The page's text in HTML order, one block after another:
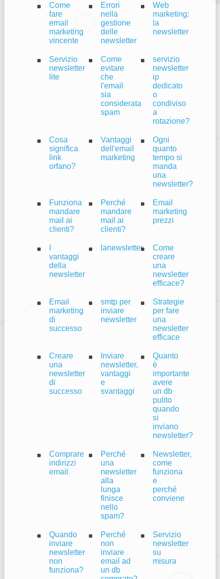
Come
fare
email
marketing
vincente
Errori
nella
gestione
delle
newsletter
Web
marketing:
la
newsletter
Servizio
newsletter
lite
Come
evitare
che
l'email
sia
considerata
spam
servizio
newsletter
ip
dedicato
o
condiviso
a
rotazione?
Cosa
significa
link
orfano?
Vantaggi
dell'email
marketing
Ogni
quanto
tempo si
manda
una
newsletter?
Funziona
mandare
mail ai
clienti?
Perché
mandare
mail ai
clienti?
Email
marketing
prezzi
vantaggi
della
newsletter
lanewsletter
Come
creare
una
newsletter
efficace?
Email
marketing
di
successo
smtp per
inviare
newsletter
Strategie
per fare
una
newsletter
efficace
Creare
una
newsletter
di
successo
Inviare
newsletter,
vantaggi
e
svantaggi
Quanto
è
importante
avere
un db
pulito
quando
si
inviano
newsletter?
Comprare
indirizzi
email
Perché
una
newsletter
alla
lunga
finisce
nello
spam?
Newsletter,
come
funziona
e
perché
conviene
Quando
inviare
newsletter
non
funziona?
Perché
non
inviare
email ad
un db
Servizio
newsletter
su
misura